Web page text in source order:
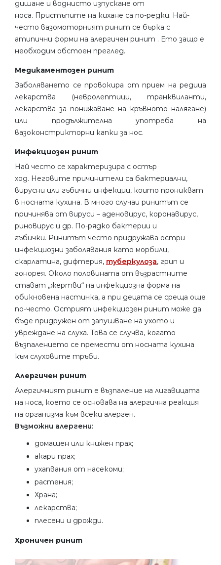
дишане и воднисто изпускане от
носа. Пристъпите на кихане са по-редки. Най-
често вазомоторният ринит се бърка с
атипични форми на алергичен ринит . Ето защо е
необходим обстоен преглед.
Медикаментозен ринит
Заболяването се провокира от прием на редица
лекарства (невролептици, транквиланти,
лекарства за понижаване на кръвното налягане)
или продължителна употреба на
вазоконстрикторни капки за нос.
Инфекциозен ринит
Най често се характеризира с остър
ход. Неговите причинители са бактериални,
вирусни или гъбични инфекции, които проникват
в носната кухина. В много случаи ринитът се
причинява от вируси – аденовирус, коронавирус,
риновирус и др. По-рядко бактерии и
гъбички. Ринитът често придружава остри
инфекциозни заболявания като морбили,
скарлатина, дифтерия, туберкулоза, грип и
гонорея. Около половината от възрастните
стават „жертви“ на инфекциозна форма на
обикновена настинка, а при децата се среща още
по-често. Острият инфекциозен ринит може да
бъде придружен от запушване на ухото и
увреждане на слуха. Това се случва, когато
възпалението се премести от носната кухина
към слуховите тръби.
Алергичен ринит
Алергичният ринит е възпаление на лигавицата
на носа, което се основава на алергична реакция
на организма към всеки алерген.
Възможни алергени:
домашен или книжен прах;
акари прах;
ухапвания от насекоми;
растения;
Храна;
лекарства;
плесени и дрожди.
Хроничен ринит